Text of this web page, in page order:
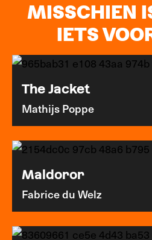
MISSCHIEN
IETS
The Jacket
Mathijs Poppe
Maldoror
Fabrice du Welz